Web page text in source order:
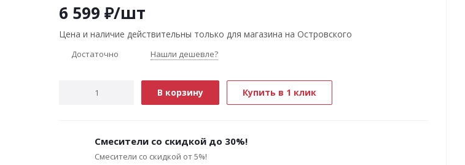
6 599 ₽/шт
Цена и наличие действительны только для магазина на Островского
Достаточно Нашли дешевле?
В корзину Купить в 1 клик
Смесители со скидкой до 30%!
Смесители со скидкой от 5%!